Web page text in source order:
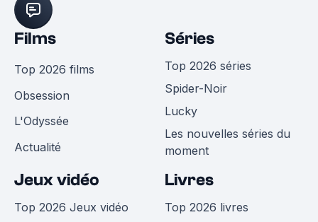
Films
Top 2026 films
Obsession
L'Odyssée
Actualité
Séries
Top 2026 séries
Spider-Noir
Lucky
Les nouvelles séries du
moment
Jeux vidéo
Top 2026 Jeux vidéo
Livres
Top 2026 livres